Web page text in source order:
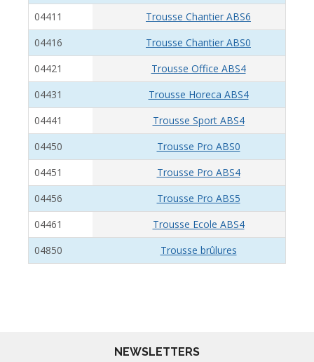
04411
Trousse Chantier ABS6
04416
Trousse Chantier ABS0
04421
Trousse Office ABS4
04431
Trousse Horeca ABS4
04441
Trousse Sport ABS4
04450
Trousse Pro ABS0
04451
Trousse Pro ABS4
04456
Trousse Pro ABS5
04461
Trousse Ecole ABS4
04850
Trousse brûlures
NEWSLETTERS